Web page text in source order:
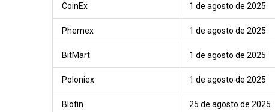
CoinEx 1 de agosto de 2025
Phemex 1 de agosto de 2025
BitMart 1 de agosto de 2025
Poloniex 1 de agosto de 2025
Blofin 25 de agosto de 2025